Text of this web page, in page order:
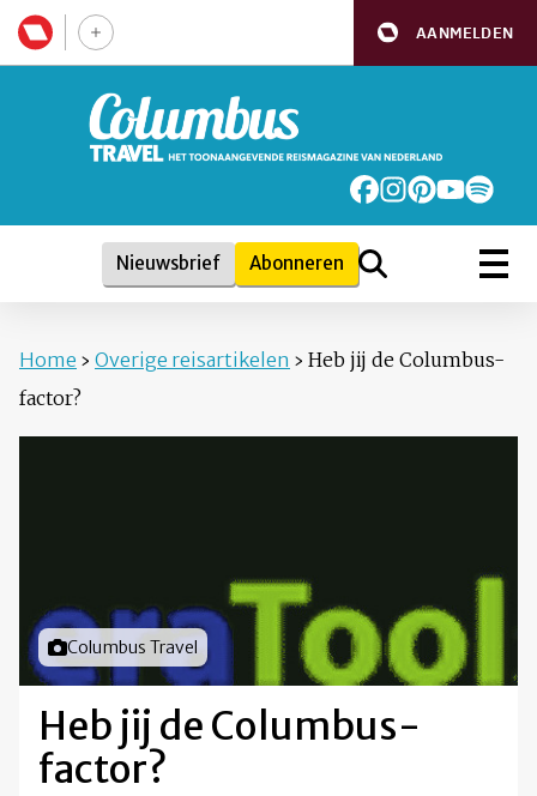
AANMELDEN
Nieuwsbrief Abonneren
Home › Overige reisartikelen › Heb jij de Columbus-
factor?
Foto door
Columbus Travel
Heb jij de Columbus-
factor?